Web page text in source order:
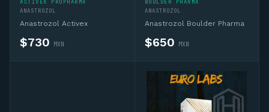
ACTIVEX PROPHARMA
ANASTROZOL
Anastrozol Activex
$730 MXN
BOULDER PHARMA
ANASTROZOL
Anastrozol Boulder Pharma
$650 MXN